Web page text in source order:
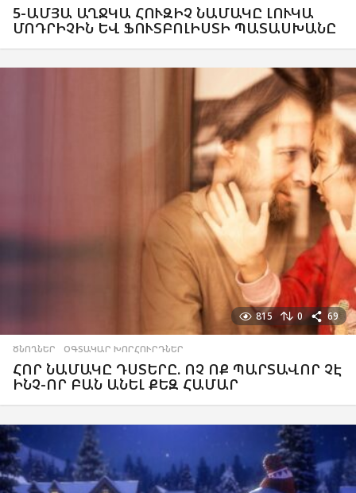
5-ԱՄՅԱ ԱՂՋԿԱ ՀՈՒԶԻՉ ՆԱՄԱԿԸ ԼՈՒԿԱ
ՄՈԴՐԻՉԻՆ ԵՎ ՖՈՒՏԲՈԼԻՍՏԻ ՊԱՏԱՍԽԱՆԸ
815 0 69
ԾՆՈՂՆԵՐ ,ՕԳՏԱԿԱՐ ԽՈՐՀՈՒՐԴՆԵՐ
ՀՈՐ ՆԱՄԱԿԸ ԴՍՏԵՐԸ. ՈՉ ՈՔ ՊԱՐՏԱՎՈՐ ՉԷ
ԻՆՉ-ՈՐ ԲԱՆ ԱՆԵԼ ՔԵԶ ՀԱՄԱՐ